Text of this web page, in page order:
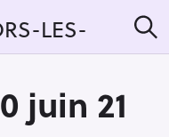
LES-
e
juin 21